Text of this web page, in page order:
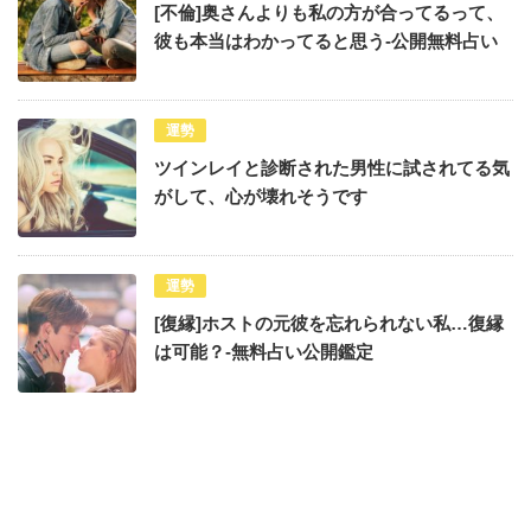
[不倫]奥さんよりも私の方が合ってるって、
彼も本当はわかってると思う-公開無料占い
運勢
ツインレイと診断された男性に試されてる気
がして、心が壊れそうです
運勢
[復縁]ホストの元彼を忘れられない私…復縁
は可能？-無料占い公開鑑定